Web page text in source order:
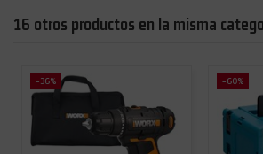
16 otros productos en la misma
-36% -60%